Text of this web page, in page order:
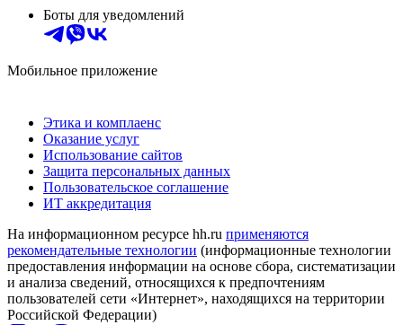
Боты для уведомлений
Мобильное приложение
Этика и комплаенс
Оказание услуг
Использование сайтов
Защита персональных данных
Пользовательское соглашение
ИТ аккредитация
На информационном ресурсе hh.ru применяются
рекомендательные технологии (информационные технологии
предоставления информации на основе сбора, систематизации
и анализа сведений, относящихся к предпочтениям
пользователей сети «Интернет», находящихся на территории
Российской Федерации)